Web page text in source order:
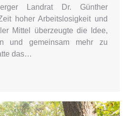
Landrat Dr. Günther
hoher Arbeitslosigkeit und
Mittel überzeugte die Idee,
und gemeinsam mehr zu
das…